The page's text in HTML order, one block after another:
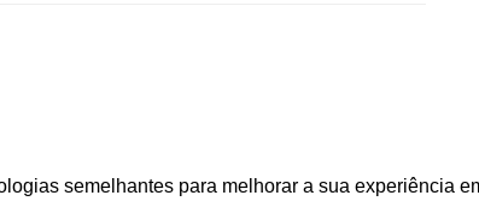
semelhantes para melhorar a sua experiência